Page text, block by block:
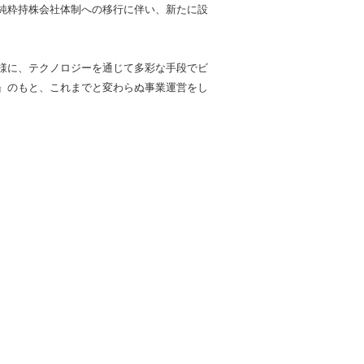
粋持株会社体制への移行に伴い、新たに設
に、テクノロジーを通じて多彩な手段でビ
もと、これまでと変わらぬ事業運営をし